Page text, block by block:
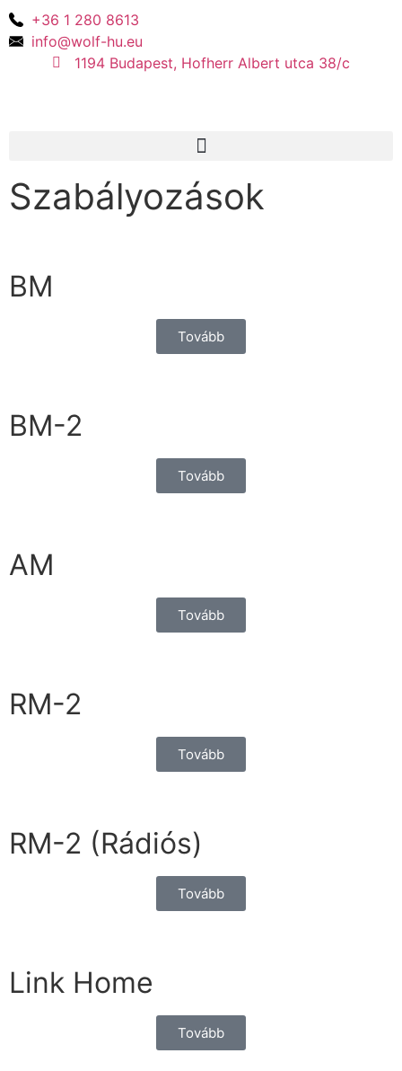
+36 1 280 8613
info@wolf-hu.eu
1194 Budapest, Hofherr Albert utca 38/c
Szabályozások
BM
Tovább
BM-2
Tovább
AM
Tovább
RM-2
Tovább
RM-2 (Rádiós)
Tovább
Link Home
Tovább